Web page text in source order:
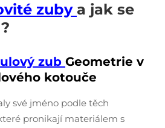
zuby a jak se
zub Geometrie v
kotouče
své jméno podle těch
pronikají materiálem s